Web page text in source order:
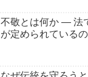
不敬とは何か ― 法
が定められている